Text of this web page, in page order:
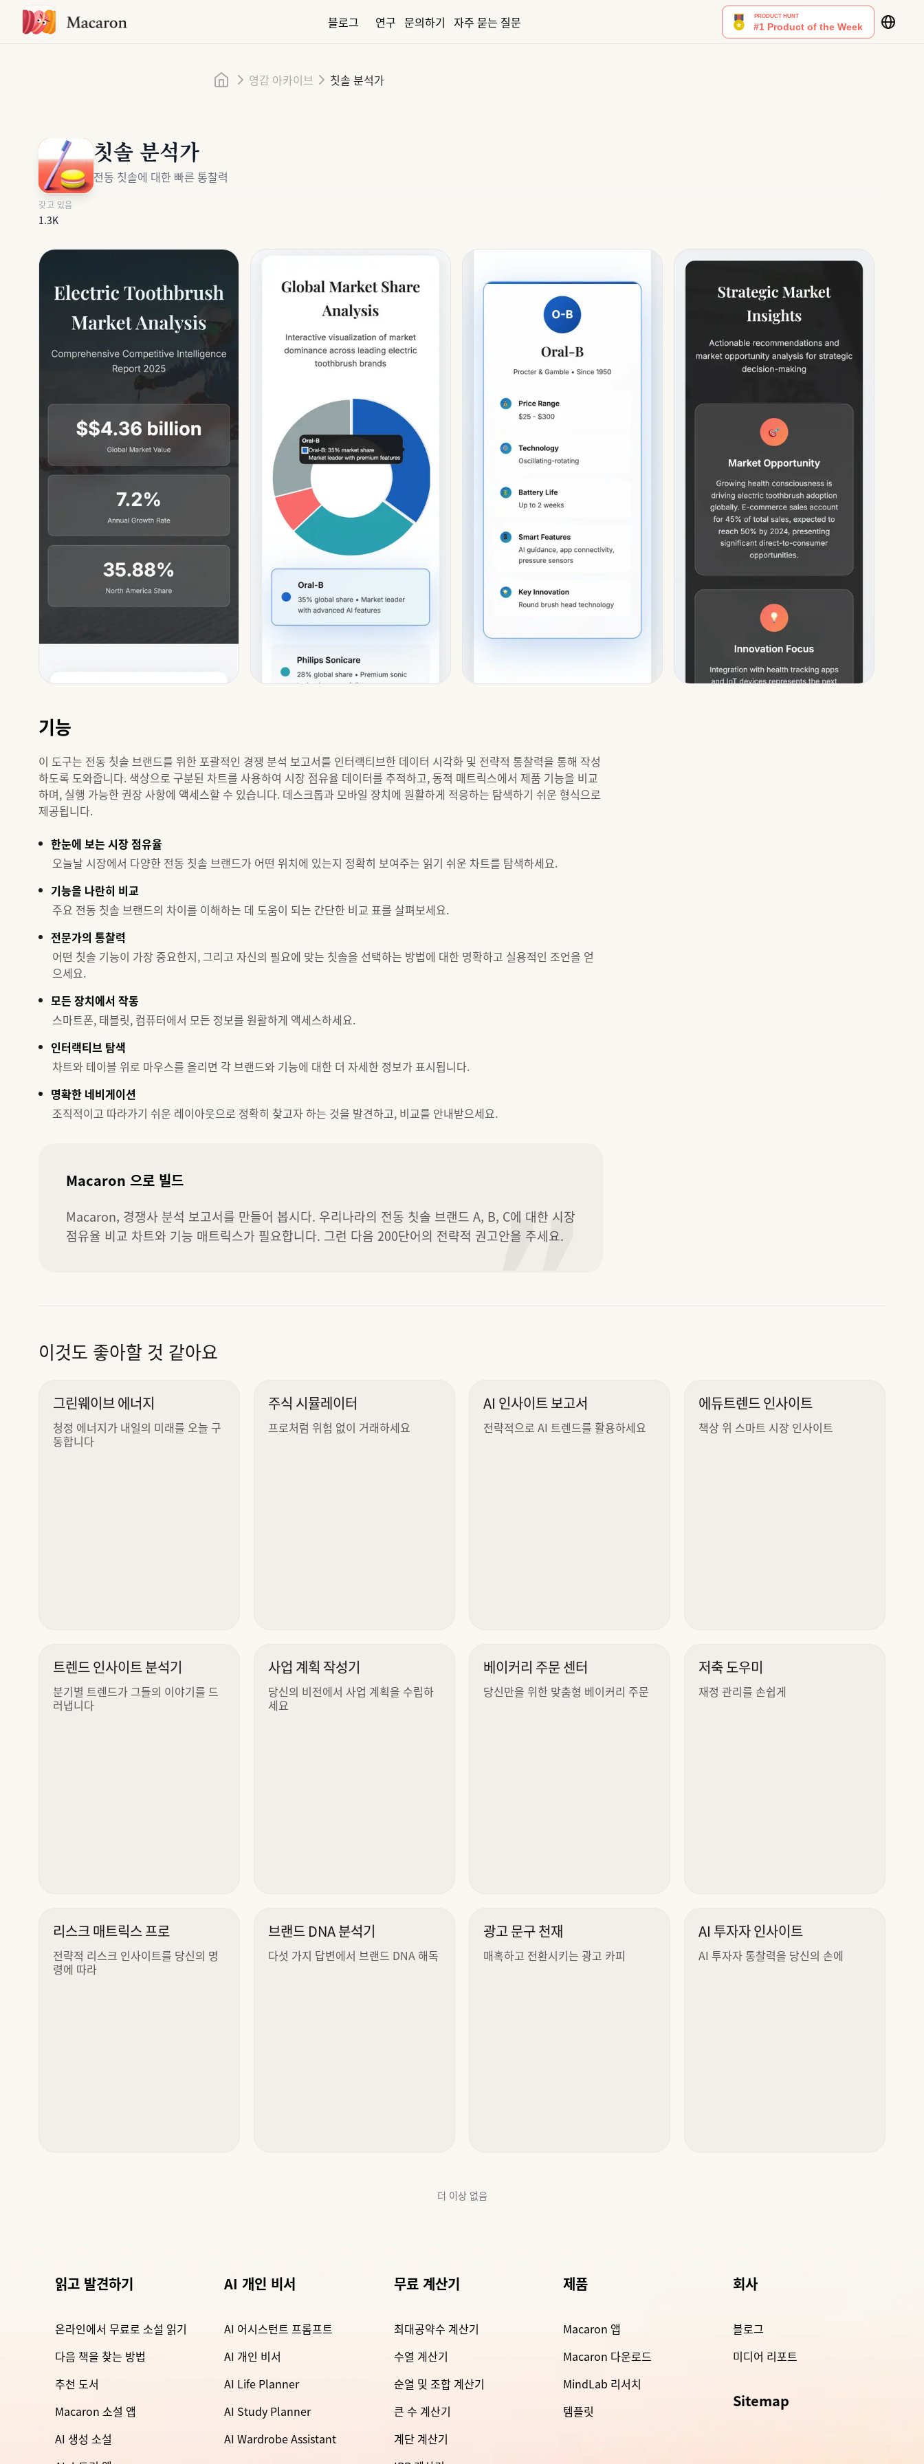
블로그 연구 문의하기 자주 묻는 질문
홈 영감 아카이브 칫솔 분석가
칫솔 분석가
전동 칫솔에 대한 빠른 통찰력
갖고 있음
1.3K
기능
이 도구는 전동 칫솔 브랜드를 위한 포괄적인 경쟁 분석 보고서를 인터랙티브한 데이터 시각화 및 전략적 통찰력을 통해 작성
하도록 도와줍니다. 색상으로 구분된 차트를 사용하여 시장 점유율 데이터를 추적하고, 동적 매트릭스에서 제품 기능을 비교
하며, 실행 가능한 권장 사항에 액세스할 수 있습니다. 데스크톱과 모바일 장치에 원활하게 적응하는 탐색하기 쉬운 형식으로
제공됩니다.
한눈에 보는 시장 점유율
오늘날 시장에서 다양한 전동 칫솔 브랜드가 어떤 위치에 있는지 정확히 보여주는 읽기 쉬운 차트를 탐색하세요.
기능을 나란히 비교
주요 전동 칫솔 브랜드의 차이를 이해하는 데 도움이 되는 간단한 비교 표를 살펴보세요.
전문가의 통찰력
어떤 칫솔 기능이 가장 중요한지, 그리고 자신의 필요에 맞는 칫솔을 선택하는 방법에 대한 명확하고 실용적인 조언을 얻
으세요.
모든 장치에서 작동
스마트폰, 태블릿, 컴퓨터에서 모든 정보를 원활하게 액세스하세요.
인터랙티브 탐색
차트와 테이블 위로 마우스를 올리면 각 브랜드와 기능에 대한 더 자세한 정보가 표시됩니다.
명확한 네비게이션
조직적이고 따라가기 쉬운 레이아웃으로 정확히 찾고자 하는 것을 발견하고, 비교를 안내받으세요.
Macaron 으로 빌드
Macaron, 경쟁사 분석 보고서를 만들어 봅시다. 우리나라의 전동 칫솔 브랜드 A, B, C에 대한 시장
점유율 비교 차트와 기능 매트릭스가 필요합니다. 그런 다음 200단어의 전략적 권고안을 주세요.
”
이것도 좋아할 것 같아요
그린웨이브 에너지
청정 에너지가 내일의 미래를 오늘 구
동합니다
주식 시뮬레이터
프로처럼 위험 없이 거래하세요
AI 인사이트 보고서
전략적으로 AI 트렌드를 활용하세요
에듀트렌드 인사이트
책상 위 스마트 시장 인사이트
트렌드 인사이트 분석기
분기별 트렌드가 그들의 이야기를 드
러냅니다
사업 계획 작성기
당신의 비전에서 사업 계획을 수립하
세요
베이커리 주문 센터
당신만을 위한 맞춤형 베이커리 주문
저축 도우미
재정 관리를 손쉽게
리스크 매트릭스 프로
전략적 리스크 인사이트를 당신의 명
령에 따라
브랜드 DNA 분석기
다섯 가지 답변에서 브랜드 DNA 해독
광고 문구 천재
매혹하고 전환시키는 광고 카피
AI 투자자 인사이트
AI 투자자 통찰력을 당신의 손에
더 이상 없음
읽고 발견하기
온라인에서 무료로 소설 읽기
다음 책을 찾는 방법
추천 도서
Macaron 소설 앱
AI 생성 소설
AI 개인 비서
AI 어시스턴트 프롬프트
AI 개인 비서
AI Life Planner
AI Study Planner
AI Wardrobe Assistant
무료 계산기
최대공약수 계산기
수열 계산기
순열 및 조합 계산기
큰 수 계산기
계단 계산기
제품
Macaron 앱
Macaron 다운로드
MindLab 리서치
템플릿
회사
블로그
미디어 리포트
Sitemap